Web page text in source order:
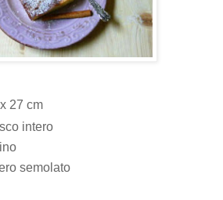
x 27 cm
intero
semolato